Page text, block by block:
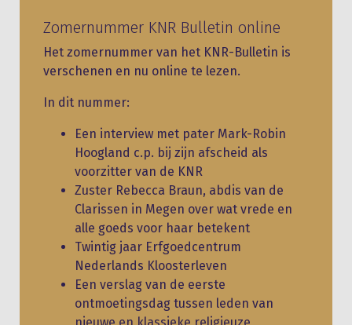
Zomernummer KNR Bulletin online
Het zomernummer van het KNR-Bulletin is
verschenen en nu online te lezen.
In dit nummer:
Een interview met pater Mark-Robin
Hoogland c.p. bij zijn afscheid als
voorzitter van de KNR
Zuster Rebecca Braun, abdis van de
Clarissen in Megen over wat vrede en
alle goeds voor haar betekent
Twintig jaar Erfgoedcentrum
Nederlands Kloosterleven
Een verslag van de eerste
ontmoetingsdag tussen leden van